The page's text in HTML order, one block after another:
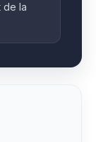
de la